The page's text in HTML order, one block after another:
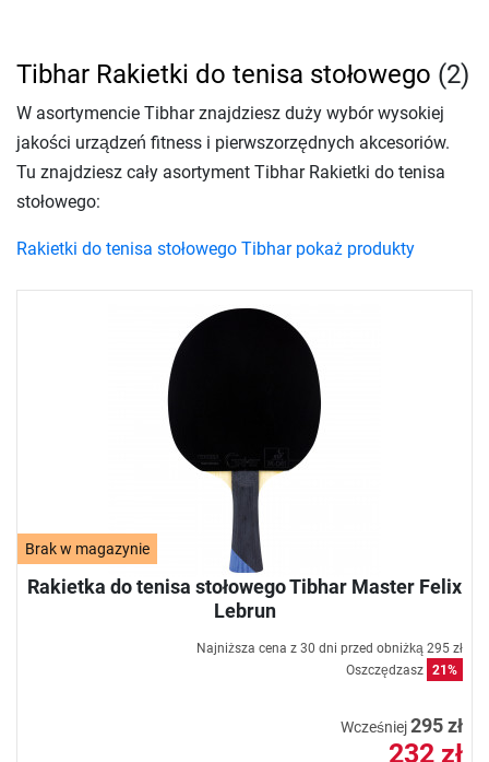
Brak w magazynie
Rakietka do tenisa stołowego Tibhar Master Felix
Lebrun
Najniższa cena z 30 dni przed obniżką 295 zł
Oszczędzasz 21%
Wcześniej295 zł
232 zł
Tibhar Rakietki do tenisa stołowego (2)
W asortymencie Tibhar znajdziesz duży wybór wysokiej
jakości urządzeń fitness i pierwszorzędnych akcesoriów.
Tu znajdziesz cały asortyment Tibhar Rakietki do tenisa
stołowego:
Rakietki do tenisa stołowego Tibhar pokaż produkty